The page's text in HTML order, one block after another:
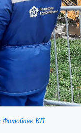
Фотобанк КП